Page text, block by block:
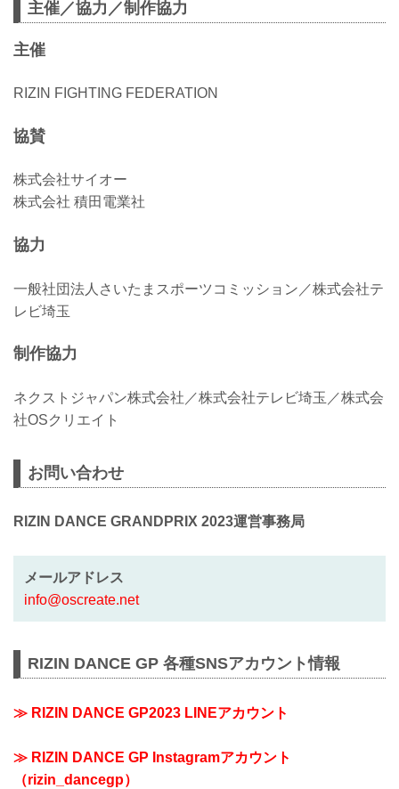
主催／協力／制作協力
主催
RIZIN FIGHTING FEDERATION
協賛
株式会社サイオー
株式会社 積田電業社
協力
一般社団法人さいたまスポーツコミッション／株式会社テ
レビ埼玉
制作協力
ネクストジャパン株式会社／株式会社テレビ埼玉／株式会
社OSクリエイト
お問い合わせ
RIZIN DANCE GRANDPRIX 2023運営事務局
メールアドレス
info@oscreate.net
RIZIN DANCE GP 各種SNSアカウント情報
≫ RIZIN DANCE GP2023 LINEアカウント
≫ RIZIN DANCE GP Instagramアカウント
（rizin_dancegp）